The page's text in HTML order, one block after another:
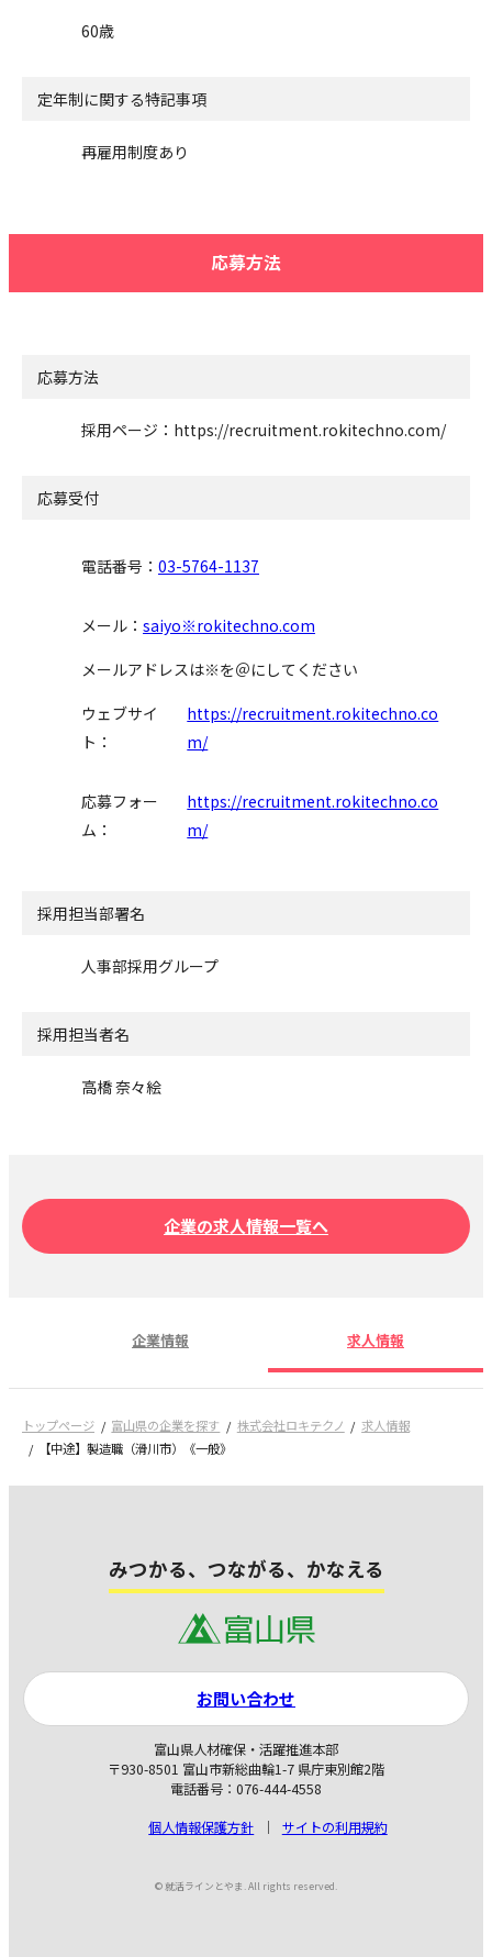
60歳
定年制に関する特記事項
再雇用制度あり
応募方法
応募方法
採用ページ：https://recruitment.rokitechno.com/
応募受付
電話番号： 03-5764-1137
メール： saiyo※rokitechno.com
メールアドレスは※を＠にしてください
ウェブサイ
ト：
https://recruitment.rokitechno.co
m/
応募フォー
ム：
https://recruitment.rokitechno.co
m/
採用担当部署名
人事部採用グループ
採用担当者名
高橋 奈々絵
企業の求人情報一覧へ
企業情報 求人情報
トップページ 富山県の企業を探す 株式会社ロキテクノ
求人情報
【中途】製造職（滑川市）《一般》
みつかる、つながる、かなえる
富山県人材確保・活躍推進本部
〒930-8501 富山市新総曲輪1-7 県庁東別館2階
電話番号：076-444-4558
個人情報保護方針
サイトの利用規約
お問い合わせ
© 就活ラインとやま. All rights reserved.